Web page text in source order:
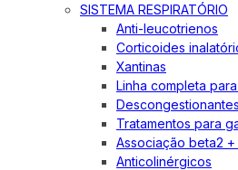
SISTEMA RESPIRATÓRIO
Anti-leucotrienos
Corticoides
Xantinas
Linha completa
Tratamentos para
Associação beta2
Anticolinérgicos